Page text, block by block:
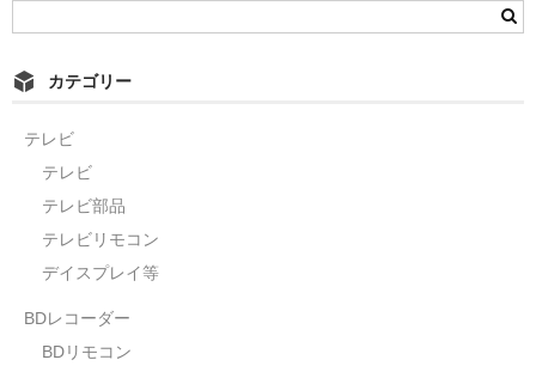
カテゴリー
テレビ
テレビ
テレビ部品
テレビリモコン
デイスプレイ等
BDレコーダー
BDリモコン